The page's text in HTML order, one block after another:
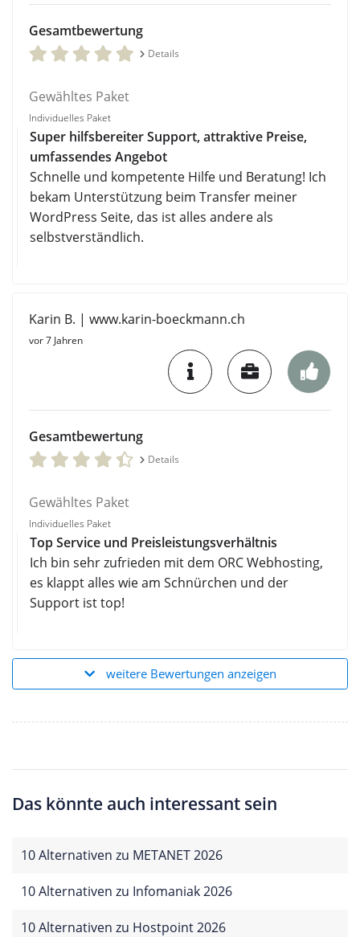
Gesamtbewertung
Details
Gewähltes Paket
Individuelles Paket
Super hilfsbereiter Support, attraktive Preise,
umfassendes Angebot
Schnelle und kompetente Hilfe und Beratung! Ich
bekam Unterstützung beim Transfer meiner
WordPress Seite, das ist alles andere als
selbstverständlich.
Karin B. | www.karin-boeckmann.ch
vor 7 Jahren
Gesamtbewertung
Details
Gewähltes Paket
Individuelles Paket
Top Service und Preisleistungsverhältnis
Ich bin sehr zufrieden mit dem ORC Webhosting,
es klappt alles wie am Schnürchen und der
Support ist top!
weitere Bewertungen anzeigen
Das könnte auch interessant sein
10 Alternativen zu METANET 2026
10 Alternativen zu Infomaniak 2026
10 Alternativen zu Hostpoint 2026